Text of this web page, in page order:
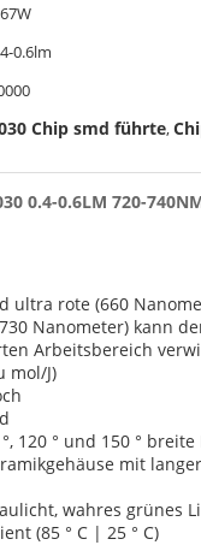
0.6lm
Chip smd führte,
0.4-0.6LM 720-
ultra rote (660
Nanometer) kann
Arbeitsbereich
mol/J)
120 ° und 150 °
mit
wahres grünes
(85 ° C | 25 ° C)